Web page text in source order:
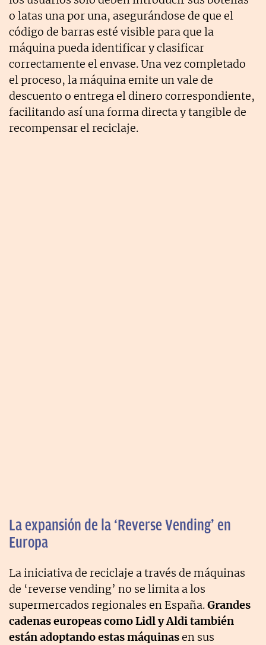
o latas una por una, asegurándose de que el
código de barras esté visible para que la
máquina pueda identificar y clasificar
correctamente el envase. Una vez completado
el proceso, la máquina emite un vale de
descuento o entrega el dinero correspondiente,
facilitando así una forma directa y tangible de
recompensar el reciclaje.
La expansión de la ‘Reverse Vending’ en
Europa
La iniciativa de reciclaje a través de máquinas
de ‘reverse vending’ no se limita a los
supermercados regionales en España.Grandes
cadenas europeas como Lidl y Aldi también
están adoptando estas máquinasen sus